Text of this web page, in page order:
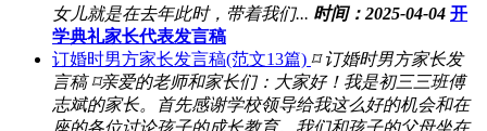
女儿就是在去年此时，带着我们... 时间：2025-04-04 开
学典礼家长代表发言稿
订婚时男方家长发言稿(范文13篇) ⌑ 订婚时男方家长发
言稿 ⌑亲爱的老师和家长们：大家好！我是初三三班傅
志斌的家长。首先感谢学校领导给我这么好的机会和在
座的各位讨论孩子的成长教育。我们和孩子的父母坐在